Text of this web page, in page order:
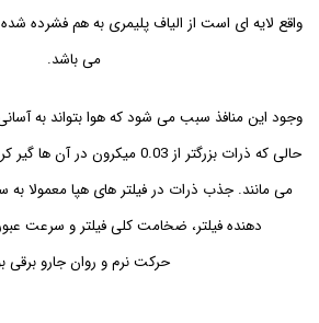
واقع لایه ای است از الیاف پلیمری به هم فشرده
می باشد.
وجود این منافذ سبب می شود که هوا بتواند به آسانی
حالی که ذرات بزرگتر از 0.03
می مانند. جذب ذرات در فیلتر های هپا معمولا به
دهنده فیلتر، ضخامت کلی فیلتر و سرعت
حرکت نرم و روان جارو